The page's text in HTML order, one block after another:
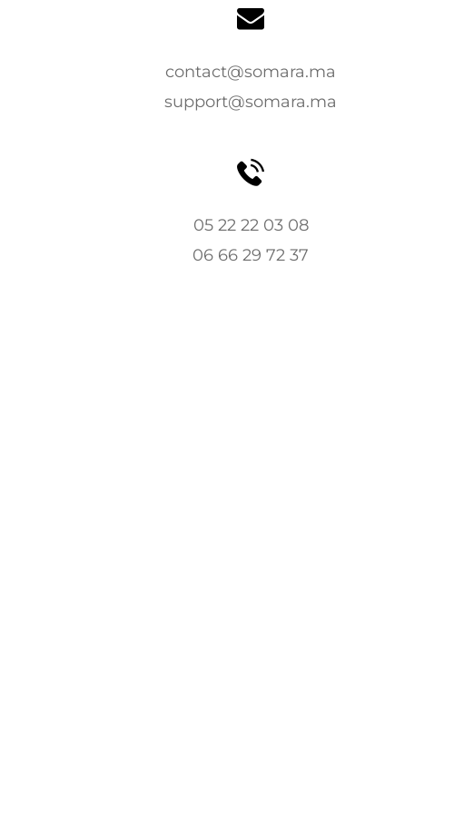
contact@somara.ma
support@somara.ma
05 22 22 03 08
06 66 29 72 37